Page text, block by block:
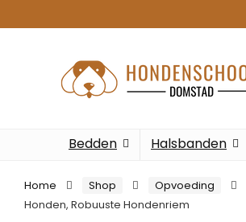
Bedden Halsbanden
Home Shop Opvoeding
Honden, Robuuste Hondenriem